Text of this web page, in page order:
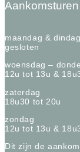
Aankomsturen
maandag & dindag
gesloten
woensdag –
12u tot 13u &
zaterdag
18u30 tot 20u
zondag
12u tot 13u &
Dit zijn de